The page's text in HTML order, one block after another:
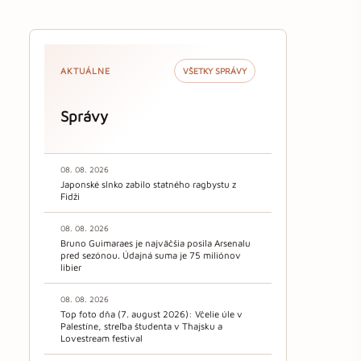
AKTUÁLNE VŠETKY SPRÁVY
Správy
08. 08. 2026
Japonské slnko zabilo statného ragbystu z
Fidži
08. 08. 2026
Bruno Guimaraes je najväčšia posila Arsenalu
pred sezónou. Údajná suma je 75 miliónov
libier
08. 08. 2026
Top foto dňa (7. august 2026): Včelie úle v
Palestíne, streľba študenta v Thajsku a
Lovestream festival